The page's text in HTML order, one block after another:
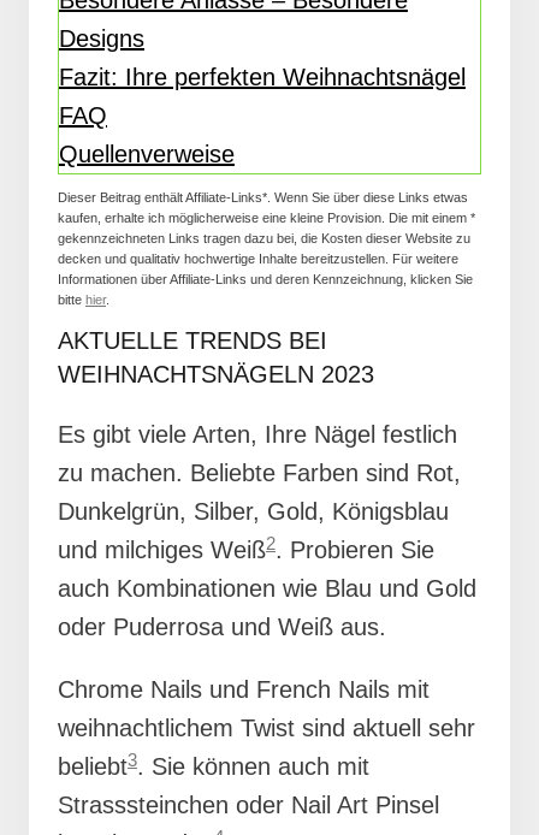
Designs
Fazit: Ihre perfekten Weihnachtsnägel
FAQ
Quellenverweise
Dieser Beitrag enthält Affiliate-Links*. Wenn Sie über diese Links etwas
kaufen, erhalte ich möglicherweise eine kleine Provision. Die mit einem *
gekennzeichneten Links tragen dazu bei, die Kosten dieser Website zu
decken und qualitativ hochwertige Inhalte bereitzustellen. Für weitere
Informationen über Affiliate-Links und deren Kennzeichnung, klicken Sie
bitte hier.
AKTUELLE TRENDS BEI
WEIHNACHTSNÄGELN 2023
Es gibt viele Arten, Ihre Nägel festlich
zu machen. Beliebte Farben sind Rot,
Dunkelgrün, Silber, Gold, Königsblau
und milchiges Weiß2. Probieren Sie
auch Kombinationen wie Blau und Gold
oder Puderrosa und Weiß aus.
Chrome Nails und French Nails mit
weihnachtlichem Twist sind aktuell sehr
beliebt3. Sie können auch mit
Strasssteinchen oder Nail Art Pinsel